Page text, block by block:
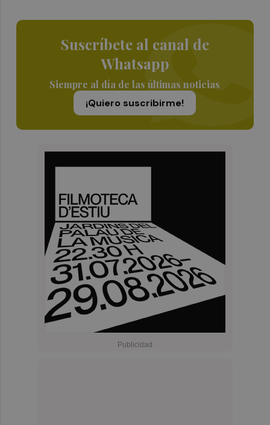
Suscríbete al canal de
Whatsapp
Siempre al día de las últimas noticias
¡Quiero suscribirme!